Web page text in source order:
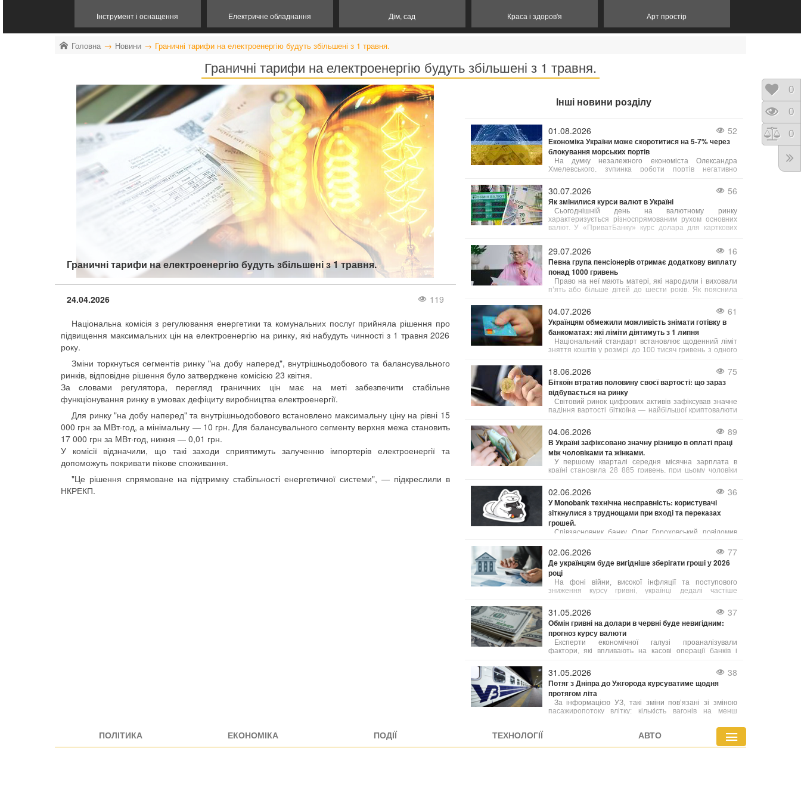
Інструмент і оснащення Електричне обладнання Дім, сад Краса і здоров'я Арт простір
Головна Новини Граничні тарифи на електроенергію будуть збільшені з 1 травня.
Граничні тарифи на електроенергію будуть збільшені з 1 травня.
Граничні тарифи на електроенергію будуть збільшені з 1 травня.
24.04.2026
119
Національна комісія з регулювання енергетики та комунальних послуг прийняла рішення про
підвищення максимальних цін на електроенергію на ринку, які набудуть чинності з 1 травня 2026
року.
Зміни торкнуться сегментів ринку "на добу наперед", внутрішньодобового та балансувального
ринків, відповідне рішення було затверджене комісією 23 квітня.
За словами регулятора, перегляд граничних цін має на меті забезпечити стабільне
функціонування ринку в умовах дефіциту виробництва електроенергії.
Для ринку "на добу наперед" та внутрішньодобового встановлено максимальну ціну на рівні 15
000 грн за МВт·год, а мінімальну — 10 грн. Для балансувального сегменту верхня межа становить
17 000 грн за МВт·год, нижня — 0,01 грн.
У комісії відзначили, що такі заходи сприятимуть залученню імпортерів електроенергії та
допоможуть покривати пікове споживання.
"Це рішення спрямоване на підтримку стабільності енергетичної системи", — підкреслили в
НКРЕКП.
Інші новини розділу
01.08.2026 52
Економіка України може скоротитися на 5-7% через
блокування морських портів
На думку незалежного економіста Олександра
Хмелевського, зупинка роботи портів негативно
що призведе до зменшення бюджетних надходжень та
зниження добробуту населення.
30.07.2026 56
Як змінилися курси валют в Україні
Сьогоднішній день на валютному ринку
характеризується різноспрямованим рухом основних
валют. У «ПриватБанку» курс долара для карткових
29.07.2026 16
Певна група пенсіонерів отримає додаткову виплату
понад 1000 гривень
Право на неї мають матері, які народили і виховали
п’ять або більше дітей до шести років. Як пояснила
04.07.2026 61
Українцям обмежили можливість знімати готівку в
банкоматах: які ліміти діятимуть з 1 липня
Національний стандарт встановлює щоденний ліміт
зняття коштів у розмірі до 100 тисяч гривень з одного
операцій через банкомати, так і отримання грошей у
касах банків.
18.06.2026 75
Біткоїн втратив половину своєї вартості: що зараз
відбувається на ринку
Світовий ринок цифрових активів зафіксував значне
падіння вартості біткоїна — найбільшої криптовалюти
рекордом, встановленим 5 жовтня 2025 року на рівні
125 245,57 доларів, ціна біткоїна знизилася вдвічі і
наблизилася до важливої психологічної межі.
04.06.2026 89
В Україні зафіксовано значну різницю в оплаті праці
між чоловіками та жінками.
У першому кварталі середня місячна зарплата в
країні становила 28 885 гривень, при цьому чоловіки
жінок. Зокрема, середня зарплата чоловіків складала
33 798 грн, а жінок – 24 791 грн.
02.06.2026 36
У Monobank технічна несправність: користувачі
зіткнулися з труднощами при вході та переказах
грошей.
Співзасновник банку Олег Гороховський повідомив
працюють над її усуненням. "У нас технічний збій,
02.06.2026 77
Де українцям буде вигідніше зберігати гроші у 2026
році
На фоні війни, високої інфляції та поступового
зниження курсу гривні, українці дедалі частіше
31.05.2026 37
Обмін гривні на долари в червні буде невигідним:
прогноз курсу валюти
Експерти економічної галузі проаналізували
фактори, які впливають на касові операції банків і
діапазону можливих змін котирувань. Зміни курсу у
пунктах обміну напряму пов’язані з державними
фінансовими механізмами. Згідно з наявними
оцінками, нинішня ситуація носить тимчасовий
характер і найближчим часом очікується стабілізація.
31.05.2026 38
Потяг з Дніпра до Ужгорода курсуватиме щодня
протягом літа
За інформацією УЗ, такі зміни пов’язані зі зміною
пасажиропотоку влітку: кількість вагонів на менш
перенаправляються на маршрути з підвищеним
ПОЛІТИКА ЕКОНОМІКА ПОДІЇ ТЕХНОЛОГІЇ АВТО
0
0
0